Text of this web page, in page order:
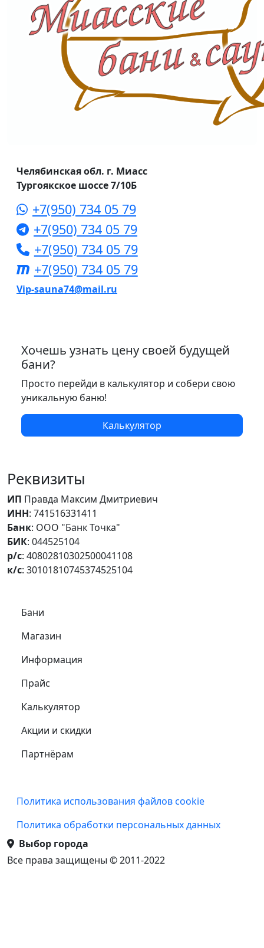
Челябинская обл. г. Миасс
Тургоякское шоссе 7/10Б
+7(950) 734 05 79
+7(950) 734 05 79
+7(950) 734 05 79
+7(950) 734 05 79
Vip-sauna74@mail.ru
Хочешь узнать цену своей будущей
бани?
Просто перейди в калькулятор и собери свою
уникальную баню!
Калькулятор
Реквизиты
ИП Правда Максим Дмитриевич
ИНН: 741516331411
Банк: ООО "Банк Точка"
БИК: 044525104
р/с: 40802810302500041108
к/с: 30101810745374525104
Самое важное
Бани
Магазин
Информация
Прайс
Калькулятор
Акции и скидки
Партнёрам
Подвал
Политика использования файлов cookie
Политика обработки персональных данных
Выбор города
Все права защищены © 2011-2022